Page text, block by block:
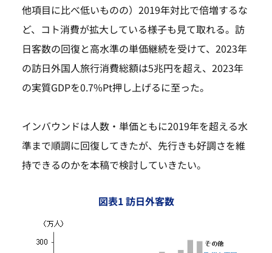
他項目に比べ低いものの）2019年対比で倍増するな
ど、コト消費が拡大している様子も見て取れる。訪
日客数の回復と高水準の単価継続を受けて、2023年
の訪日外国人旅行消費総額は5兆円を超え、2023年
の実質GDPを0.7%Pt押し上げるに至った。
インバウンドは人数・単価ともに2019年を超える水
準まで順調に回復してきたが、先行きも好調さを維
持できるのかを本稿で検討していきたい。
図表1 訪日外客数